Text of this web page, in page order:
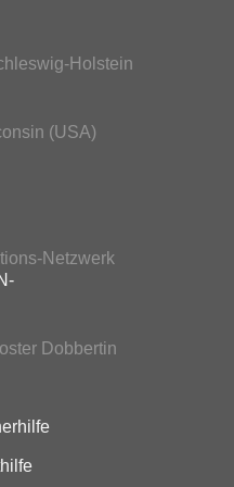
Holstein
(USA)
Netzwerk
Dobbertin